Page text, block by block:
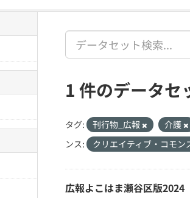
1 件のデータセ
タグ: 刊行物_広報 介護
ンス:
クリエイティブ・コモン
広報よこはま瀬谷区版2024